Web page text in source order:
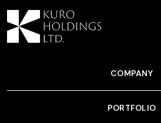
COMPANY
PORTFOLIO